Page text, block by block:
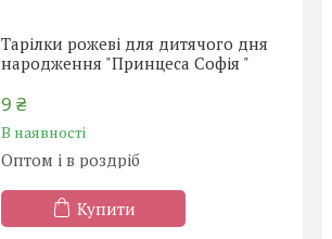
Тарілки рожеві для дитячого дня
народження "Принцеса Софія "
9 ₴
В наявності
Оптом і в роздріб
Купити